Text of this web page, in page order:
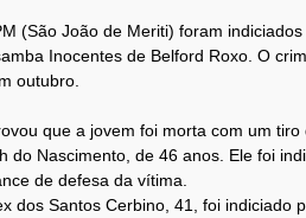
(São João de Meriti) foram
Inocentes de Belford Roxo. O
outubro.
que a jovem foi morta com um
do Nascimento, de 46 anos. Ele foi
de defesa da vítima.
dos Santos Cerbino, 41, foi indiciado